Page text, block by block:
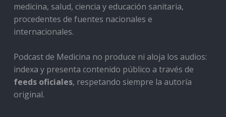
medicina, salud, ciencia y educación sanitaria,
procedentes de fuentes nacionales e
internacionales.
Podcast de Medicina no produce ni aloja los audios:
indexa y presenta contenido público a través de
feeds oficiales, respetando siempre la autoría
original.